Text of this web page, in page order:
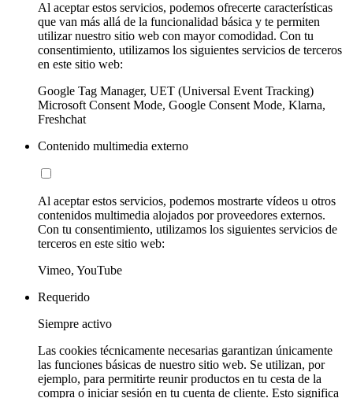
Al aceptar estos servicios, podemos ofrecerte características
que van más allá de la funcionalidad básica y te permiten
utilizar nuestro sitio web con mayor comodidad. Con tu
consentimiento, utilizamos los siguientes servicios de terceros
en este sitio web:
Google Tag Manager, UET (Universal Event Tracking)
Microsoft Consent Mode, Google Consent Mode, Klarna,
Freshchat
Contenido multimedia externo
Al aceptar estos servicios, podemos mostrarte vídeos u otros
contenidos multimedia alojados por proveedores externos.
Con tu consentimiento, utilizamos los siguientes servicios de
terceros en este sitio web:
Vimeo, YouTube
Requerido
Siempre activo
Las cookies técnicamente necesarias garantizan únicamente
las funciones básicas de nuestro sitio web. Se utilizan, por
ejemplo, para permitirte reunir productos en tu cesta de la
compra o iniciar sesión en tu cuenta de cliente. Esto significa